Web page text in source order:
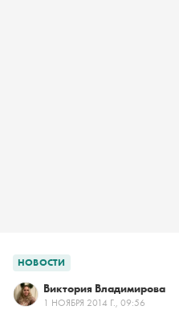
НОВОСТИ
Виктория Владимирова
1 НОЯБРЯ 2014 Г., 09:56